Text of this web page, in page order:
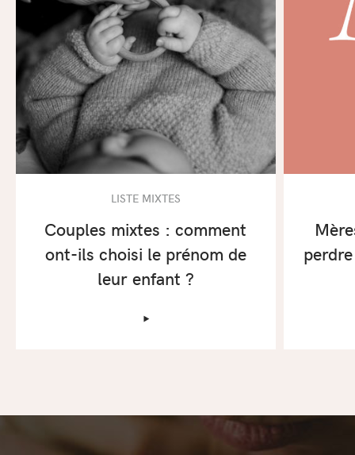
LISTE MIXTES
Couples mixtes : comment
ont-ils choisi le prénom de
leur enfant ?
‣